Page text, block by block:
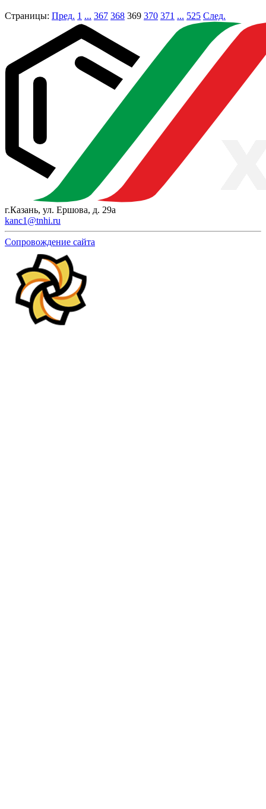
Страницы: Пред. 1 ... 367 368 369 370 371 ... 525 След.
г.Казань, ул. Ершова, д. 29а
kanc1@tnhi.ru
Сопровождение сайта